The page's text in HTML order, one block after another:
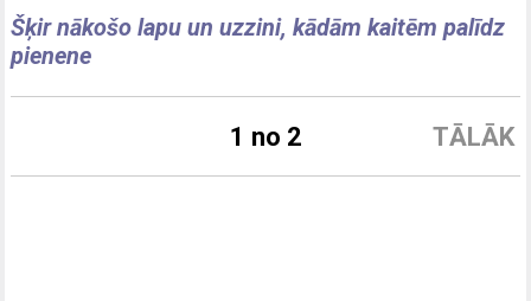
Šķir nākošo lapu un uzzini, kādām kaitēm palīdz
pienene
TĀLĀK
1 no 2